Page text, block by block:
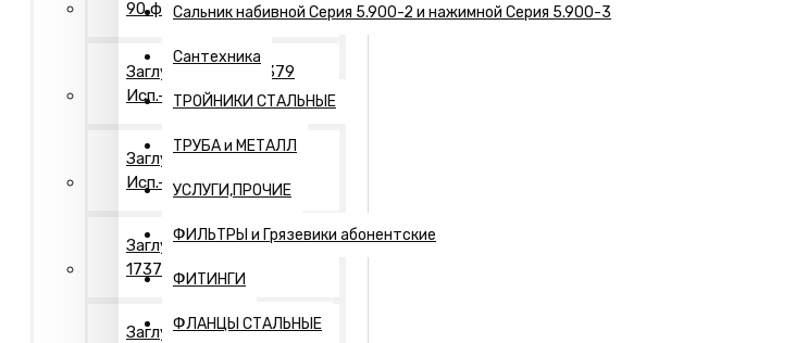
Сальник набивной Серия 5.900-2 и нажимной Серия 5.900-3
Сантехника
ТРОЙНИКИ СТАЛЬНЫЕ
ТРУБА и МЕТАЛЛ
УСЛУГИ,ПРОЧИЕ
ФИЛЬТРЫ и Грязевики абонентские
ФИТИНГИ
ФЛАНЦЫ СТАЛЬНЫЕ
90 фланцевые
Заглушки ГОСТ 17379
Исп.- 1. Оцинкованные
Заглушки ГОСТ 17379
Исп.- 2. Оцинкованные
Заглушки Исп.- 1 ГОСТ
17379
Заглушки Исп.- 2 ГОСТ